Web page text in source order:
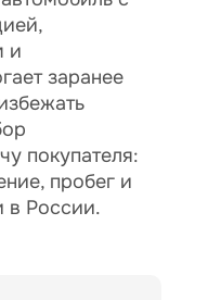
и
заранее
покупателя:
пробег и
в России.